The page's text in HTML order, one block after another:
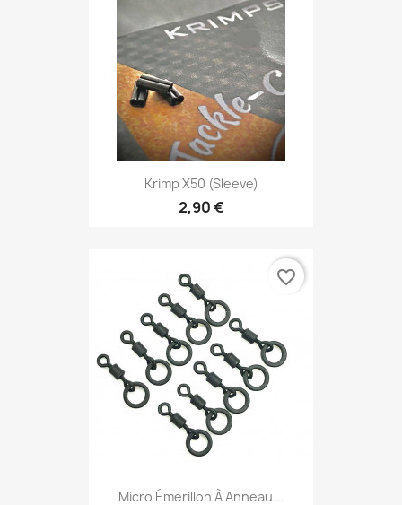
Krimp X50 (sleeve)
2,90 €
Micro Émerillon À Anneau...
favorite_border